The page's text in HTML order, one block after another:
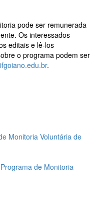
pode ser remunerada
Os interessados
editais e lê-los
o programa podem ser
.
Monitoria Voluntária de
de Monitoria